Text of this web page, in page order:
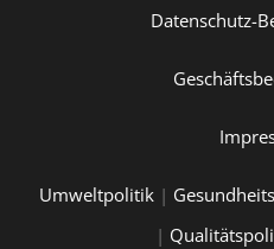
Datenschutz-
Umweltpolitik|
|